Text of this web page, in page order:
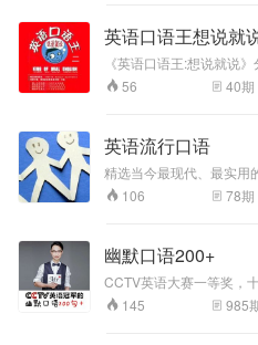
一个对话也可以真实全面
语能力直窜高峰。
英语口语王想说就
《英语口语王:想说就说
语，传情达意句，生活场
中每一个地道的句子以最
一个对话也可以真实全面
语能力直窜高峰。
56 40期
英语流行口语
精选当今最现代、最实用
众提供了一道丰盛、可口
106 78期
幽默口语200+
CCTV英语大赛一等奖，
卡幽默英语工作室创始人
人。 想制定专属于您的学
145 985